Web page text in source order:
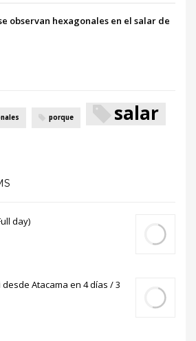
observan hexagonales en el salar de
porque salar
day)
Atacama en 4 días / 3